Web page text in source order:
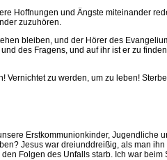
Hoffnungen und Ängste miteinander
zuzuhören.
bleiben, und der Hörer des
des Fragens, und auf ihr ist er zu
zu werden, um zu leben!
Erstkommunionkinder,
Jesus war dreiunddreißig, als man
den Folgen des Unfalls starb. Ich war beim